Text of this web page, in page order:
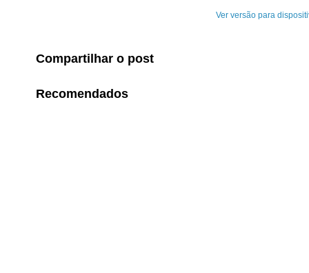
Ver versão para
Compartilhar o post
Recomendados